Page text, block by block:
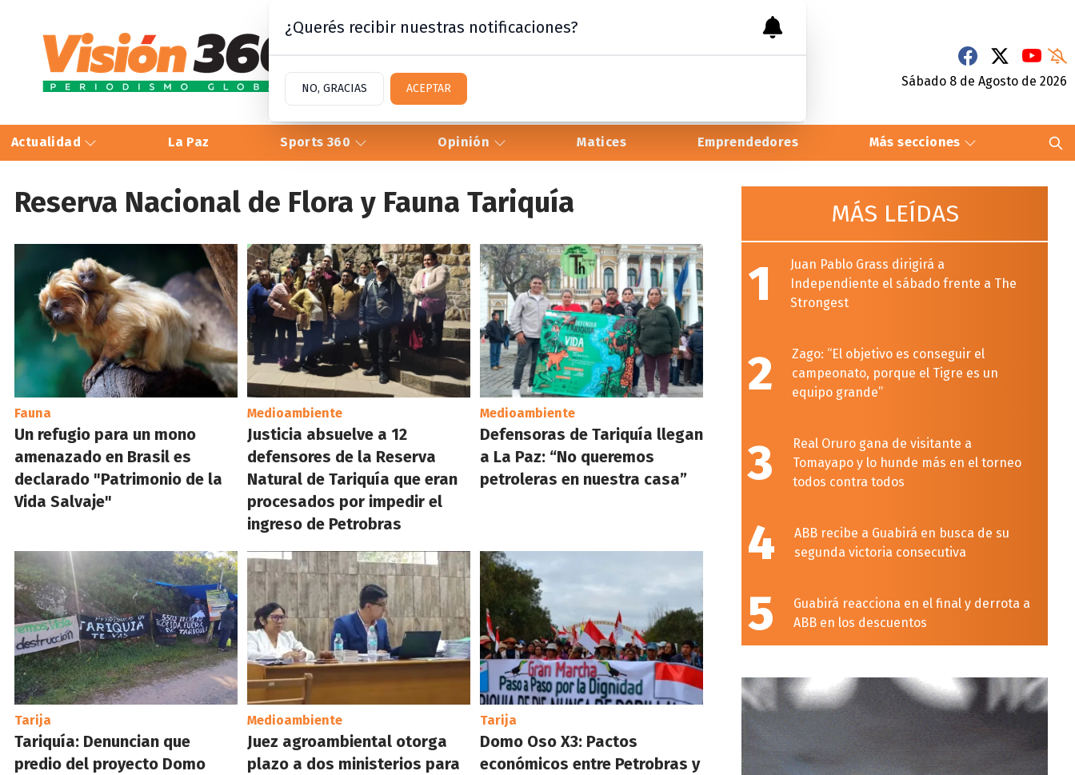
Sábado 8 de Agosto de 2026
Actualidad La Paz Sports 360 Opinión Matices Emprendedores Más secciones
Reserva Nacional de Flora y Fauna Tariquía
Fauna
Un refugio para un mono
amenazado en Brasil es
declarado "Patrimonio de la
Vida Salvaje"
Medioambiente
Justicia absuelve a 12
defensores de la Reserva
Natural de Tariquía que eran
procesados por impedir el
ingreso de Petrobras
Medioambiente
Defensoras de Tariquía llegan
a La Paz: “No queremos
petroleras en nuestra casa”
Tarija
Tariquía: Denuncian que
predio del proyecto Domo
Medioambiente
Juez agroambiental otorga
plazo a dos ministerios para
Tarija
Domo Oso X3: Pactos
económicos entre Petrobras y
MÁS LEÍDAS
1
Juan Pablo Grass dirigirá a
Independiente el sábado frente a The
Strongest
2
Zago: “El objetivo es conseguir el
campeonato, porque el Tigre es un
equipo grande”
3
Real Oruro gana de visitante a
Tomayapo y lo hunde más en el torneo
todos contra todos
4
ABB recibe a Guabirá en busca de su
segunda victoria consecutiva
5
Guabirá reacciona en el final y derrota a
ABB en los descuentos
¿Querés recibir nuestras notificaciones?
NO, GRACIAS ACEPTAR